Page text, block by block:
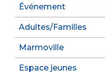
Événement
Adultes/Familles
Marmoville
Espace jeunes